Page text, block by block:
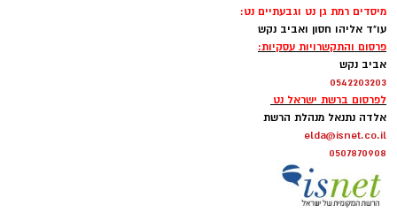
מיסדים רמת גן נט וגבעתיים נט:
עו"ד אליהו חסון ואביב נקש
פרסום והתקשרויות עסקיות:
אביב נקש
0542203203
לפרסום ברשת ישראל נט
אלדה נתנאל מנהלת הרשת
elda@isnet.co.il
0507870908